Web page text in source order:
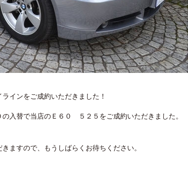
インをご成約いただきました！
入替で当店のＥ６０ ５２５をご成約いただきました。
ますので、もうしばらくお待ちください。